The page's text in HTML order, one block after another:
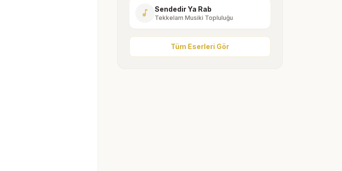
music_note Sendedir Ya Rab
Tekkelam Musiki Topluluğu
Tüm Eserleri Gör